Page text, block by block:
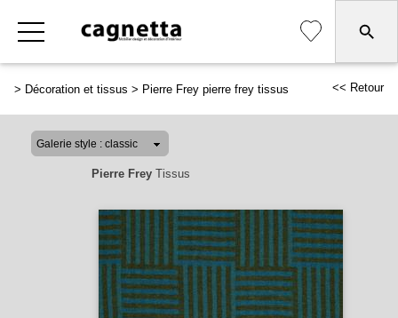
> Décoration et tissus > Pierre Frey pierre frey tissus << Retour
Pierre FreyTissus